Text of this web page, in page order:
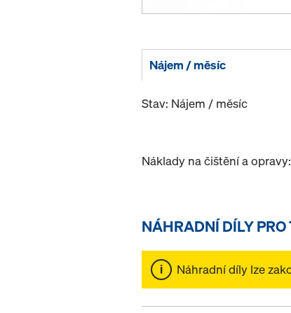
Nájem / měsíc
Stav: Nájem / měsíc
Náklady na čištění a
NÁHRADNÍ DÍLY PRO
Náhradní díly lze